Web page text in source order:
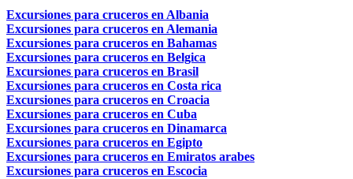
Excursiones para cruceros en Albania
Excursiones para cruceros en Alemania
Excursiones para cruceros en Bahamas
Excursiones para cruceros en Belgica
Excursiones para cruceros en Brasil
Excursiones para cruceros en Costa rica
Excursiones para cruceros en Croacia
Excursiones para cruceros en Cuba
Excursiones para cruceros en Dinamarca
Excursiones para cruceros en Egipto
Excursiones para cruceros en Emiratos arabes
Excursiones para cruceros en Escocia